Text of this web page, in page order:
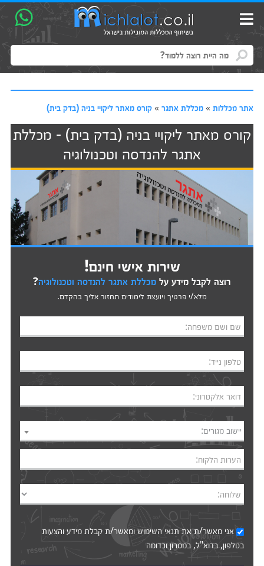
אתר מכללות» מכללת אתגר» קורס מאתר ליקויי בניה (בדק בית)
קורס מאתר ליקויי בניה (בדק בית) - מכללת
אתגר להנדסה וטכנולוגיה
שירות אישי חינם!
רוצה לקבל מידע על מכללת אתגר להנדסה וטכנולוגיה?
מלא/י פרטיך ויועצת לימודים תחזור אליך בהקדם.
שם ושם משפחה:
טלפון נייד:
דואר אלקטרוני:
יישוב מגורים:
הערות הלקוח:
שלוחה:
אני מאשר/ת אתתנאי השימושומאשר/ת קבלת מידע והצעות
בטלפון, בדוא"ל, במסרון וכדומה‎‎